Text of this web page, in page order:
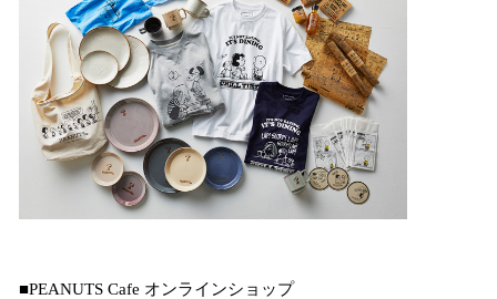
■PEANUTS Cafe オンラインショップ